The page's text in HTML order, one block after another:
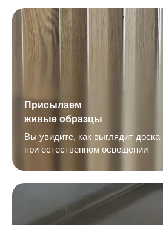
Присылаем
живые образцы
Вы увидите, как выглядит доска
при естественном освещении